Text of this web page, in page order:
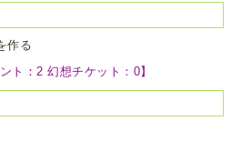
作る
ト：2 幻想チケット：0】